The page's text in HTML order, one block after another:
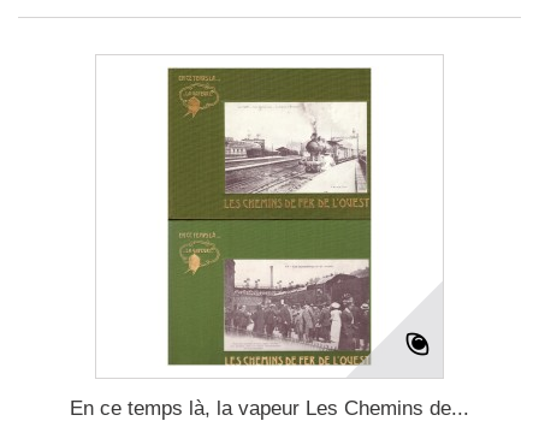
En ce temps là, la vapeur Les Chemins de...